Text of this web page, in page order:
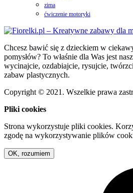
zima
ćwiczenie motoryki
Chcesz bawić się z dzieckiem w
pomysłów? To właśnie dla Was jest
wycinajcie, ozdabiajcie, rysujcie,
zabaw plastycznych.
Copyright © 2021. Wszelkie prawa
Pliki cookies
Strona wykorzystuje pliki cookies.
zgodę na wykorzystywanie plików
OK, rozumiem